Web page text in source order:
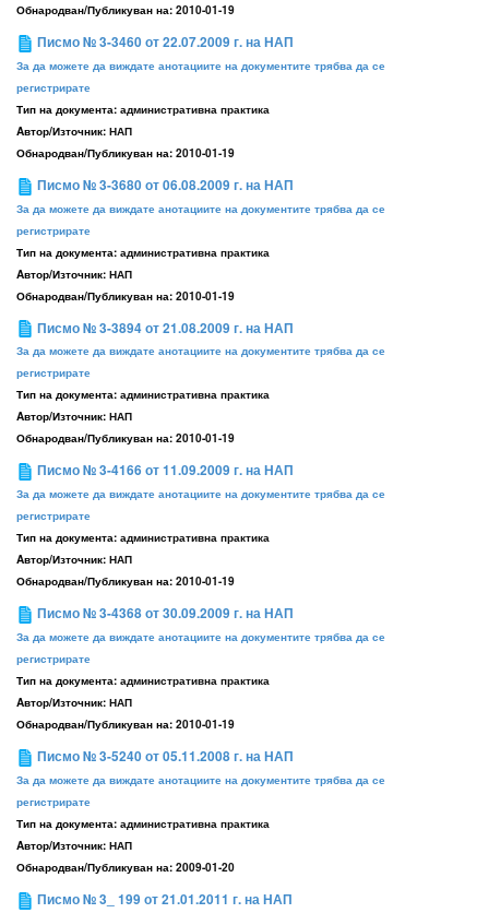
Обнародван/Публикуван на: 2010-01-19
Писмо № 3-3460 от 22.07.2009 г. на НАП
За да можете да виждате анотациите на документите трябва да се
регистрирате
Тип на документа: административна практика
Aвтор/Източник: НАП
Обнародван/Публикуван на: 2010-01-19
Писмо № 3-3680 от 06.08.2009 г. на НАП
За да можете да виждате анотациите на документите трябва да се
регистрирате
Тип на документа: административна практика
Aвтор/Източник: НАП
Обнародван/Публикуван на: 2010-01-19
Писмо № 3-3894 от 21.08.2009 г. на НАП
За да можете да виждате анотациите на документите трябва да се
регистрирате
Тип на документа: административна практика
Aвтор/Източник: НАП
Обнародван/Публикуван на: 2010-01-19
Писмо № 3-4166 от 11.09.2009 г. на НАП
За да можете да виждате анотациите на документите трябва да се
регистрирате
Тип на документа: административна практика
Aвтор/Източник: НАП
Обнародван/Публикуван на: 2010-01-19
Писмо № 3-4368 от 30.09.2009 г. на НАП
За да можете да виждате анотациите на документите трябва да се
регистрирате
Тип на документа: административна практика
Aвтор/Източник: НАП
Обнародван/Публикуван на: 2010-01-19
Писмо № 3-5240 от 05.11.2008 г. на НАП
За да можете да виждате анотациите на документите трябва да се
регистрирате
Тип на документа: административна практика
Aвтор/Източник: НАП
Обнародван/Публикуван на: 2009-01-20
Писмо № 3_ 199 от 21.01.2011 г. на НАП